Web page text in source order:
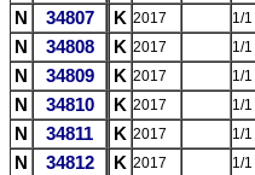
N 34807 K 2017 1/1
N 34808 K 2017 1/1
N 34809 K 2017 1/1
N 34810 K 2017 1/1
N 34811 K 2017 1/1
N 34812 K 2017 1/1